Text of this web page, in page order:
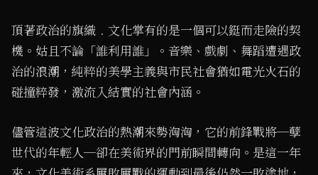
頂著政治的旗織﹒文化掌有的是一個可以鋌而走險的契
機。姑且不論「誰利用誰」。音樂、戲劇、舞蹈遭遇政
治的浪潮，純粹的美學主義與市民社會猶如電光火石的
碰撞粹發，激流入結實的社會內涵。
儘管這波文化政治的熱潮來勢洶洶，它的前鋒戰將─孽
世代的年輕人─卻在美術界的門前瞬間轉向。是這一年